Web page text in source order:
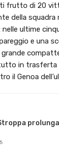
frutto di 20
della squadra
ultime
e una
in trasferta
il Genoa